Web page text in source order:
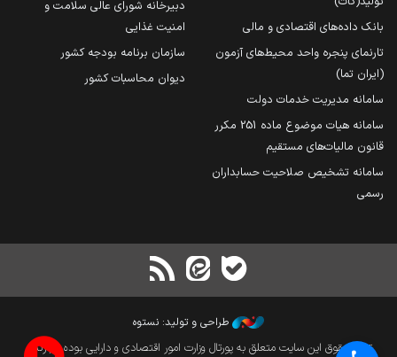
بانک داده‌های اقتصادی و مالی
تارنمای پنجره واحد محیط‌های آزمون
(ایران تما)
سامانه مدیریت خدمات دولت
سامانه هیات موضوع ماده 251 مکرر
قانون مالیات‌های مستقیم
سامانه تشخیص صلاحیت حسابداران
رسمی
دبیرخانه شورای عالی سلامت و
امنیت غذایی
سازمان برنامه بودجه کشور
دیوان محاسبات کشور
طراحی و تولید: نستوه
تمام حقوق این سایت متعلق به پورتال وزارت امور اقتصادی و دارایی بوده و بازنشر